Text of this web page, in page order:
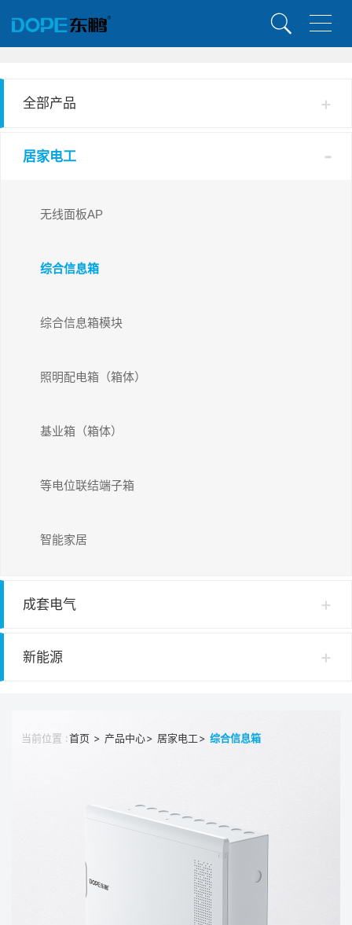
全部产品
居家电工
无线面板AP
综合信息箱
综合信息箱模块
照明配电箱（箱体）
基业箱（箱体）
等电位联结端子箱
智能家居
成套电气
新能源
当前位置 : 首页 > 产品中心> 居家电工 > 综合信息箱